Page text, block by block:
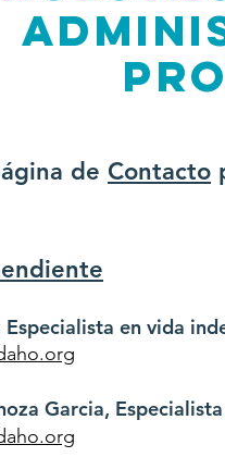
de Contacto
Especialista en vida
Garcia,